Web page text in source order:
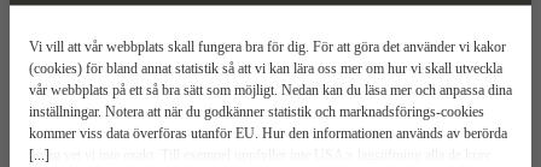
[...]
Vi vill att vår webbplats skall fungera bra för dig. För att göra det använder vi kakor
(cookies) för bland annat statistik så att vi kan lära oss mer om hur vi skall utveckla
vår webbplats på ett så bra sätt som möjligt. Nedan kan du läsa mer och anpassa dina
inställningar. Notera att när du godkänner statistik och marknadsförings-cookies
kommer viss data överföras utanför EU. Hur den informationen används av berörda
bolag vet vi inte exakt. Till exempel uppfyller inte USA:s lagstiftning alla de krav
Betongspårfräs Mer information
Hilti DCG 125-S